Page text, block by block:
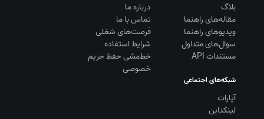
بلاگ
مقاله‌های راهنما
ویديوهای راهنما
سوال‌های متداول
مستندات API
درباره ما
تماس با ما
فرصت‌های شغلی
شرایط استفاده
خط‌مشی حفظ حریم
خصوصی
شبکه‌های اجتماعی
آپارات
لینکداین